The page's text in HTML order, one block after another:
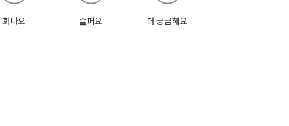
화나요 슬퍼요 더 궁금해요